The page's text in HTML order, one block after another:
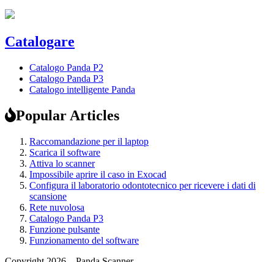
Catalogare
Catalogo Panda P2
Catalogo Panda P3
Catalogo intelligente Panda
Popular Articles
Raccomandazione per il laptop
Scarica il software
Attiva lo scanner
Impossibile aprire il caso in Exocad
Configura il laboratorio odontotecnico per ricevere i dati di
scansione
Rete nuvolosa
Catalogo Panda P3
Funzione pulsante
Funzionamento del software